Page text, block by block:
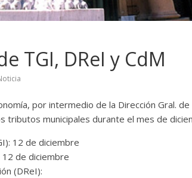
TGI, DReI y CdM
por intermedio de la Dirección Gral.
tributos municipales durante el mes de
12 de diciembre
12 de diciembre
(DReI):